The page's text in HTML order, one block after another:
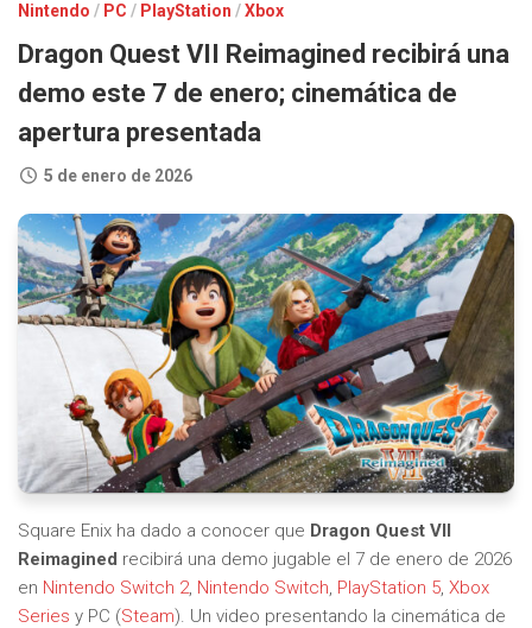
Nintendo / PC / PlayStation /Xbox
Dragon Quest VII Reimagined recibirá una
demo este 7 de enero; cinemática de
apertura presentada
5 de enero de 2026
Square Enix ha dado a conocer que Dragon Quest VII
Reimagined recibirá una demo jugable el 7 de enero de 2026
en Nintendo Switch 2, Nintendo Switch, PlayStation 5, Xbox
Series y PC (Steam). Un video presentando la cinemática de